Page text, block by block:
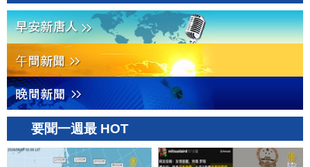
要聞一週最 HOT